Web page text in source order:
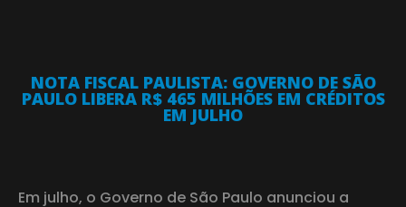
NOTA FISCAL PAULISTA: GOVERNO DE SÃO
PAULO LIBERA R$ 465 MILHÕES EM CRÉDITOS
EM JULHO
Em julho, o Governo de São Paulo anunciou a